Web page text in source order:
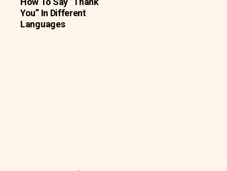
You” In Different
Languages